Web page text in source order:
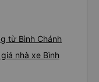
từ Bình Chánh
nhà xe Bình